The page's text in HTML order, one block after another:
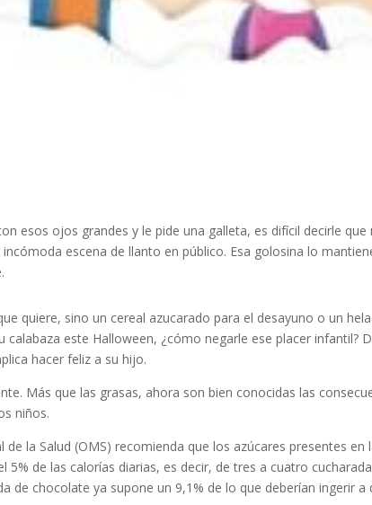
esos ojos grandes y le pide una galleta, es difícil decirle que
escena de llanto en público. Esa golosina lo
quiere, sino un cereal azucarado para el desayuno o un
calabaza este Halloween, ¿cómo negarle ese placer infantil?
hacer feliz a su hijo.
Más que las grasas, ahora son bien conocidas las
niños.
de la Salud (OMS) recomienda que los azúcares presentes
5% de las calorías diarias, es decir, de tres a cuatro
de chocolate ya supone un 9,1% de lo que deberían ingerir a